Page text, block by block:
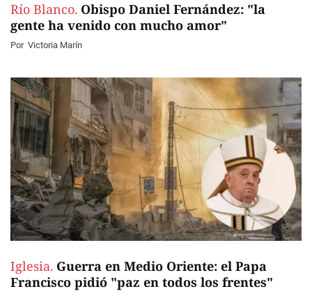
Río Blanco. Obispo Daniel Fernández: "la
gente ha venido con mucho amor"
Por Victoria Marín
Iglesia. Guerra en Medio Oriente: el Papa
Francisco pidió "paz en todos los frentes"